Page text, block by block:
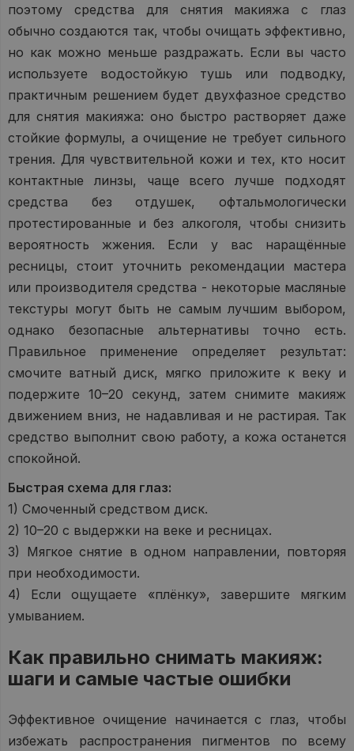
поэтому средства для снятия макияжа с глаз
обычно создаются так, чтобы очищать эффективно,
но как можно меньше раздражать. Если вы часто
используете водостойкую тушь или подводку,
практичным решением будет двухфазное средство
для снятия макияжа: оно быстро растворяет даже
стойкие формулы, а очищение не требует сильного
трения. Для чувствительной кожи и тех, кто носит
контактные линзы, чаще всего лучше подходят
средства без отдушек, офтальмологически
протестированные и без алкоголя, чтобы снизить
вероятность жжения. Если у вас наращённые
ресницы, стоит уточнить рекомендации мастера
или производителя средства - некоторые масляные
текстуры могут быть не самым лучшим выбором,
однако безопасные альтернативы точно есть.
Правильное применение определяет результат:
смочите ватный диск, мягко приложите к веку и
подержите 10–20 секунд, затем снимите макияж
движением вниз, не надавливая и не растирая. Так
средство выполнит свою работу, а кожа останется
спокойной.
Быстрая схема для глаз:
1) Смоченный средством диск.
2) 10–20 с выдержки на веке и ресницах.
3) Мягкое снятие в одном направлении, повторяя
при необходимости.
4) Если ощущаете «плёнку», завершите мягким
умыванием.
Как правильно снимать макияж:
шаги и самые частые ошибки
Эффективное очищение начинается с глаз, чтобы
избежать распространения пигментов по всему